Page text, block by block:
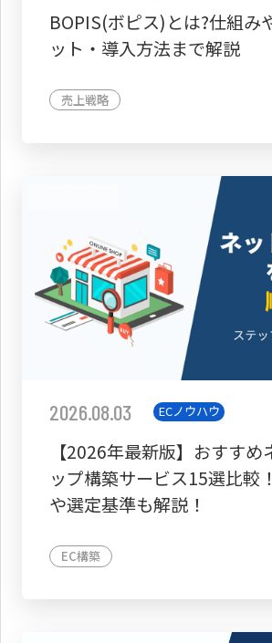
BOPIS(ボピス)とは?仕組み
ット・導入方法まで解説
売上戦略
2026.08.03 ECノウハウ
【2026年最新版】おすすめ
ップ構築サービス15選比較
や選定基準も解説！
EC構築